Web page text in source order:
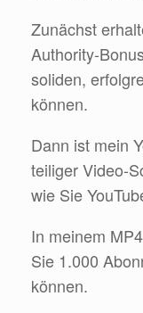
Zunächst
Authority-
soliden,
können.
Dann ist mein
teiliger Video-
wie Sie
In meinem
Sie 1.000
können.